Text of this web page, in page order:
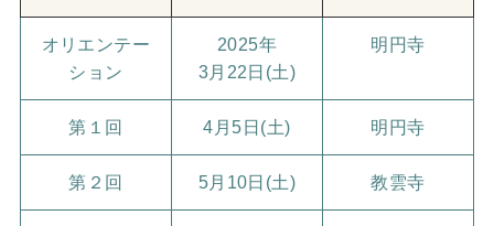
オリエンテー
ション
2025年
3月22日(土)
明円寺
第１回 4月5日(土) 明円寺
第２回 5月10日(土) 教雲寺